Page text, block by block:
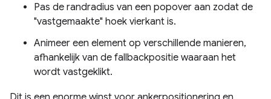
Pas de randradius van een popover aan zodat de
"vastgemaakte" hoek vierkant is.
Animeer een element op verschillende manieren,
afhankelijk van de fallbackpositie waaraan het
wordt vastgeklikt.